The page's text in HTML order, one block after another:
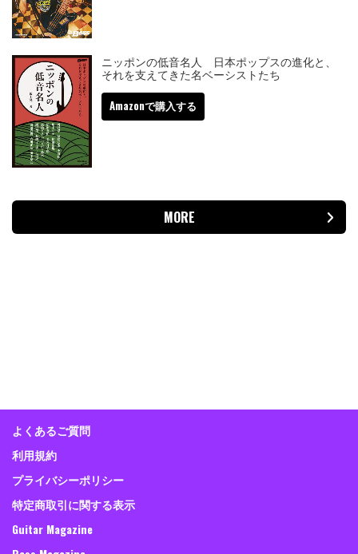
ニッポンの低音名人 日本ポップスの進化と、
それを支えてきた名ベーシストたち
Amazonで購入する
MORE
よくあるご質問
利用規約
プライバシーポリシー
特定商取引に関する表示
Guitar Magazine